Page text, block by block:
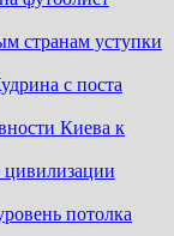
странам уступки
с поста
Киева к
цивилизации
потолка